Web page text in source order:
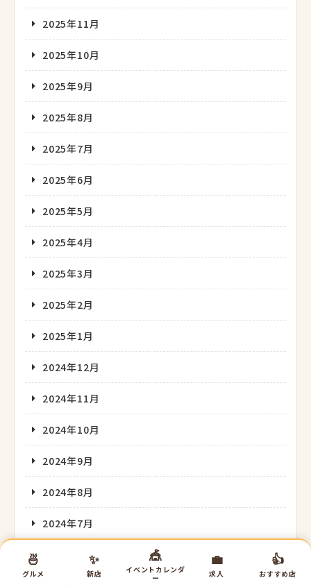
2025年11月
2025年10月
2025年9月
2025年8月
2025年7月
2025年6月
2025年5月
2025年4月
2025年3月
2025年2月
2025年1月
2024年12月
2024年11月
2024年10月
2024年9月
2024年8月
2024年7月
2024年6月
🍜
グルメ
✨
新店
🎪
イベントカレンダ
ー
💼
求人
👍
おすすめ店